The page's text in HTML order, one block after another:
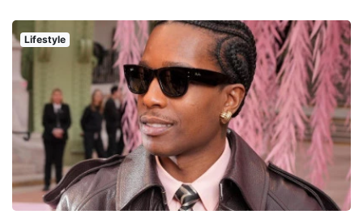
Lifestyle